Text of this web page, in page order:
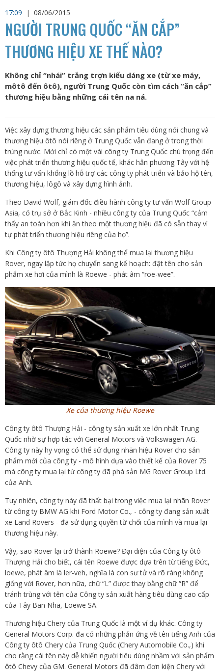
17:09
| 08/06/2015
NGƯỜI TRUNG QUỐC “ĂN CẮP”
THƯƠNG HIỆU XE THẾ NÀO?
Không chỉ “nhái” trắng trợn kiểu dáng xe (từ xe máy,
môtô đến ôtô), người Trung Quốc còn tìm cách “ăn cắp”
thương hiệu bằng những cái tên na ná.
Việc xây dựng thương hiệu các sản phẩm tiêu dùng nói chung và
thương hiệu ôtô nói riêng ở Trung Quốc vẫn đang ở trong thời
trứng nước. Mới chỉ có một vài công ty Trung Quốc chú trọng đến
việc phát triển thương hiệu quốc tế, khác hẳn phương Tây với hệ
thống tư vấn khổng lồ hỗ trợ các công ty phát triển và bảo hộ tên,
thương hiệu, lôgô và xây dựng hình ảnh.
Theo David Wolf, giám đốc điều hành công ty tư vấn Wolf Group
Asia, có trụ sở ở Bắc Kinh - nhiều công ty của Trung Quốc “cảm
thấy an toàn hơn khi ăn theo một thương hiệu đã có sẵn thay vì
tự phát triển thương hiệu riêng của họ”.
Khi Công ty ôtô Thượng Hải không thể mua lại thương hiệu
Rover, ngay lập tức họ chuyển sang kế hoạch: đặt tên cho sản
phẩm xe hơi của mình là Roewe - phát âm “roe-wee”.
Xe của thương hiệu Roewe
Công ty ôtô Thượng Hải - công ty sản xuất xe lớn nhất Trung
Quốc nhờ sự hợp tác với General Motors và Volkswagen AG.
Công ty này hy vọng có thể sử dụng nhãn hiệu Rover cho sản
phẩm mới của công ty - mô hình dựa vào thiết kế của Rover 75
mà công ty mua lại từ công ty đã phá sản MG Rover Group Ltd.
của Anh.
Tuy nhiên, công ty này đã thất bại trong việc mua lại nhãn Rover
từ công ty BMW AG khi Ford Motor Co., - công ty đang sản xuất
xe Land Rovers - đã sử dụng quyền từ chối của mình và mua lại
thương hiệu này.
Vậy, sao Rover lại trở thành Roewe? Đại diện của Công ty ôtô
Thượng Hải cho biết, cái tên Roewe được dựa trên từ tiếng Đức,
loewe, phát âm là ler-veh, nghĩa là con sư tử và rõ ràng không
giống với Rover, hơn nữa, chữ “L” được thay bằng chữ “R” để
tránh trùng với tên của Công ty sản xuất hàng tiêu dùng cao cấp
của Tây Ban Nha, Loewe SA.
Thương hiệu Chery của Trung Quốc là một ví dụ khác. Công ty
General Motors Corp. đã có những phản ứng về tên tiếng Anh của
Công ty ôtô Chery của Trung Quốc (Chery Automobile Co.,) khi
cho rằng cái tên này dễ khiến người tiêu dùng nhầm với sản phẩm
ôtô Chevy của GM. General Motors đã đâm đơn kiện Chery với